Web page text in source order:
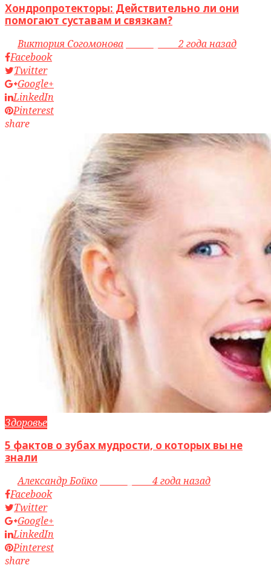
Хондропротекторы: Действительно ли они
помогают суставам и связкам?
byВиктория Согомонова access_time2 года назад
Facebook
Twitter
Google+
LinkedIn
Pinterest
share
Здоровье
5 фактов о зубах мудрости, о которых вы не
знали
byАлександр Бойко
4 года назад
Facebook
Twitter
Google+
LinkedIn
Pinterest
share